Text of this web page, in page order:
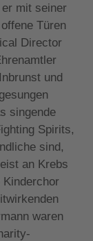
mit seiner
Türen
Director
und
singende
Spirits,
sind,
an Krebs
waren